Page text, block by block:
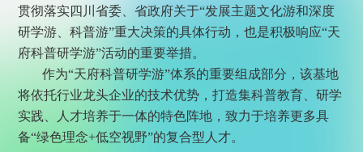
贯彻落实四川省委、省政府关于“发展主题文化游和深度
研学游、科普游”重大决策的具体行动，也是积极响应“天
府科普研学游”活动的重要举措。
作为“天府科普研学游”体系的重要组成部分，该基地
将依托行业龙头企业的技术优势，打造集科普教育、研学
实践、人才培养于一体的特色阵地，致力于培养更多具
备“绿色理念+低空视野”的复合型人才。